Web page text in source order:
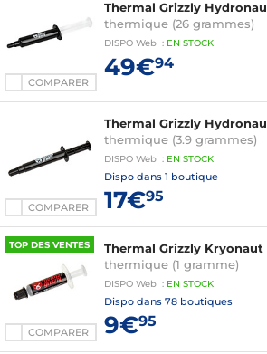
COMPARER
Thermal Grizzly
thermique (26 grammes)
DISPO Web : EN STOCK
49€94
COMPARER
Thermal Grizzly
thermique (3.9 grammes)
DISPO Web : EN STOCK
Dispo dans 1 boutique
17€95
TOP DES VENTES
COMPARER
Thermal Grizzly Kryonaut
thermique (1 gramme)
DISPO Web : EN STOCK
Dispo dans 78 boutiques
9€95